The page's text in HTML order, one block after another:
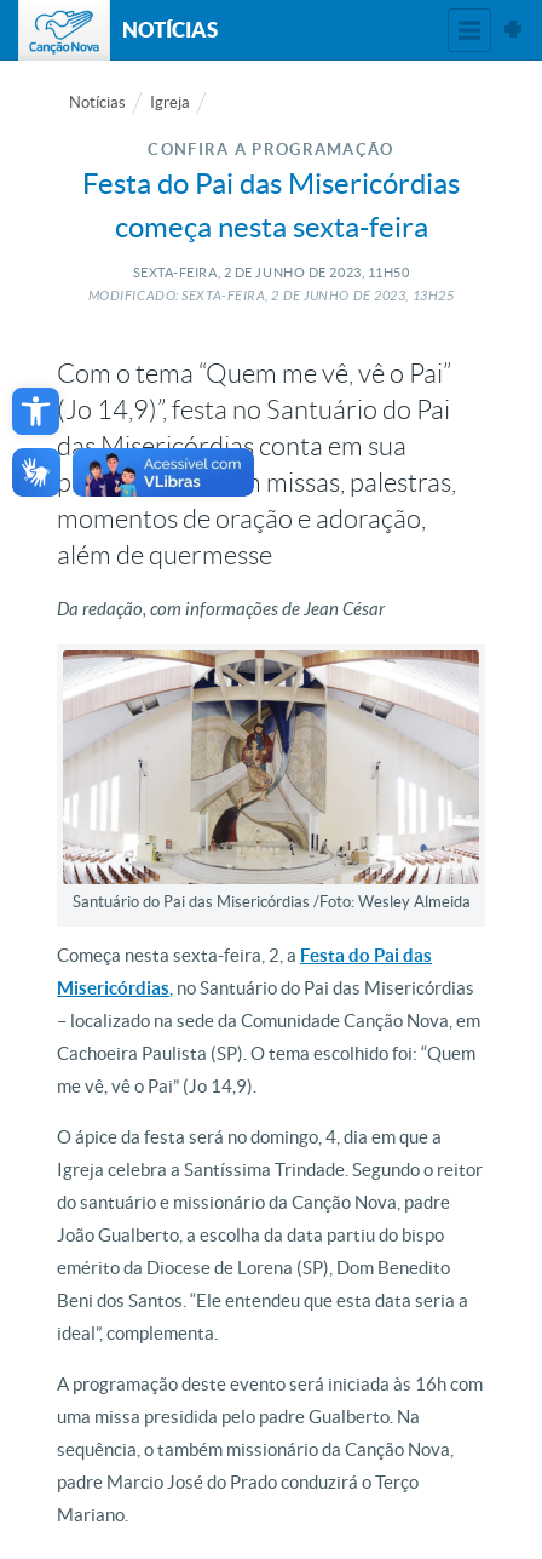
Open toolbar
NOTÍCIAS
Notícias Igreja
CONFIRA A PROGRAMAÇÃO
Festa do Pai das Misericórdias
começa nesta sexta-feira
SEXTA-FEIRA, 2 DE JUNHO DE 2023, 11H50
MODIFICADO: SEXTA-FEIRA, 2 DEJUNHO DE2023, 13H25
Com o tema “Quem me vê, vê o Pai”
(Jo 14,9)”, festa no Santuário do Pai
das Misericórdias conta em sua
programação com missas, palestras,
momentos de oração e adoração,
além de quermesse
Da redação, com informações de Jean César
Santuário do Pai das Misericórdias /Foto: Wesley Almeida
Começa nesta sexta-feira, 2, a Festa do Pai das
Misericórdias no Santuário do Pai das Misericórdias
– localizado na sede da Comunidade Canção Nova, em
Cachoeira Paulista (SP). O tema escolhido foi: “Quem
me vê, vê o Pai” (Jo 14,9).
O ápice da festa será no domingo, 4, dia em que a
Igreja celebra a Santíssima Trindade. Segundo o reitor
do santuário e missionário da Canção Nova, padre
João Gualberto, a escolha da data partiu do bispo
emérito da Diocese de Lorena (SP), Dom Benedito
Beni dos Santos. “Ele entendeu que esta data seria a
ideal”, complementa.
A programação deste evento será iniciada às 16h com
uma missa presidida pelo padre Gualberto. Na
sequência, o também missionário da Canção Nova,
padre Marcio José do Prado conduzirá o Terço
Mariano.